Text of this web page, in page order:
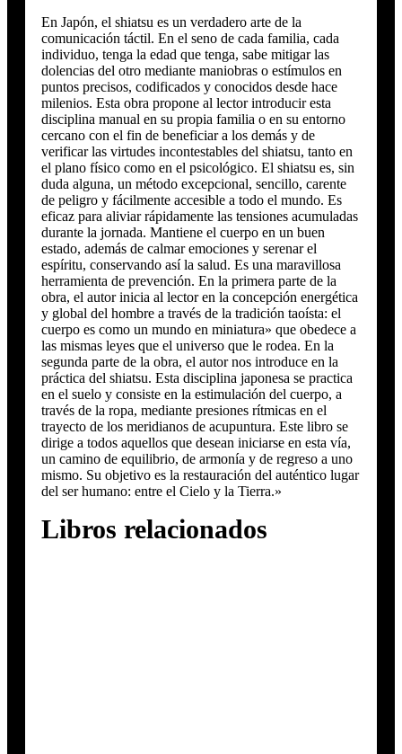
En Japón, el shiatsu es un verdadero arte de la
comunicación táctil. En el seno de cada familia, cada
individuo, tenga la edad que tenga, sabe mitigar las
dolencias del otro mediante maniobras o estímulos en
puntos precisos, codificados y conocidos desde hace
milenios. Esta obra propone al lector introducir esta
disciplina manual en su propia familia o en su entorno
cercano con el fin de beneficiar a los demás y de
verificar las virtudes incontestables del shiatsu, tanto en
el plano físico como en el psicológico. El shiatsu es, sin
duda alguna, un método excepcional, sencillo, carente
de peligro y fácilmente accesible a todo el mundo. Es
eficaz para aliviar rápidamente las tensiones acumuladas
durante la jornada. Mantiene el cuerpo en un buen
estado, además de calmar emociones y serenar el
espíritu, conservando así la salud. Es una maravillosa
herramienta de prevención. En la primera parte de la
obra, el autor inicia al lector en la concepción energética
y global del hombre a través de la tradición taoísta: el
cuerpo es como un mundo en miniatura» que obedece a
las mismas leyes que el universo que le rodea. En la
segunda parte de la obra, el autor nos introduce en la
práctica del shiatsu. Esta disciplina japonesa se practica
en el suelo y consiste en la estimulación del cuerpo, a
través de la ropa, mediante presiones rítmicas en el
trayecto de los meridianos de acupuntura. Este libro se
dirige a todos aquellos que desean iniciarse en esta vía,
un camino de equilibrio, de armonía y de regreso a uno
mismo. Su objetivo es la restauración del auténtico lugar
del ser humano: entre el Cielo y la Tierra.»
Libros relacionados